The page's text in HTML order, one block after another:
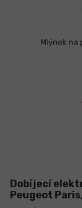
Mlýnek na
Dobíjecí
Peugeot